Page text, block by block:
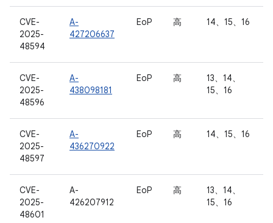
CVE-
2025-
48594
A-
427206637
EoP 高 14、15、16
CVE-
2025-
48596
A-
438098181
EoP 高
13、14、
15、16
CVE-
2025-
48597
A-
436270922
EoP 高 14、15、16
CVE-
2025-
48601
A-
426207912
EoP 高
13、14、
15、16